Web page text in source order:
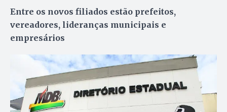
Entre os novos filiados estão prefeitos,
vereadores, lideranças municipais e
empresários